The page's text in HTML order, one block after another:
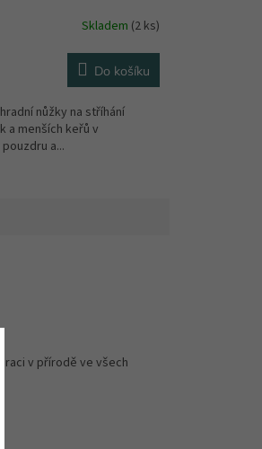
Skladem (2 ks)
Do košíku
nůžky na stříhání
a menších keřů v
a...
v přírodě ve všech